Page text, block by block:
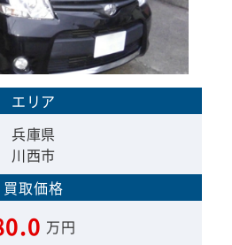
エリア
兵庫県
川西市
買取価格
万円